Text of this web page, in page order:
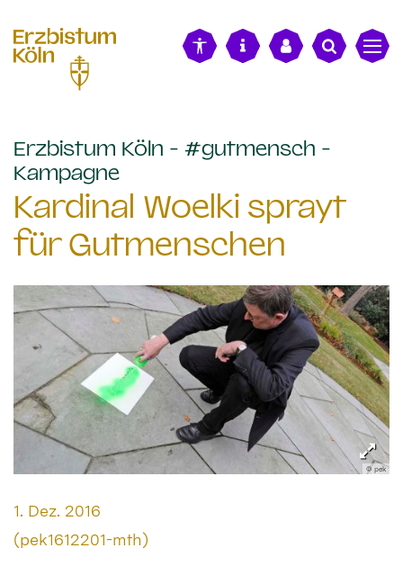
Erzbistum Köln - #gutmensch -
Kampagne:
Kardinal Woelki sprayt
für Gutmenschen
© pek
Datum:
1. Dez. 2016
Von:
(pek1612201-mth)